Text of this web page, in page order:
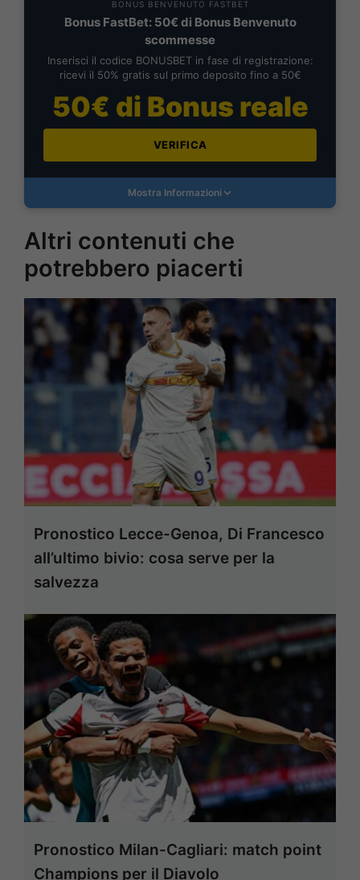
BONUS BENVENUTO FASTBET
Bonus FastBet: 50€ di Bonus Benvenuto
scommesse
Inserisci il codice BONUSBET in fase di registrazione:
ricevi il 50% gratis sul primo deposito fino a 50€
50€ di Bonus reale
VERIFICA
Mostra Informazioni
Altri contenuti che
potrebbero piacerti
Pronostico Lecce-Genoa, Di Francesco
all’ultimo bivio: cosa serve per la
salvezza
Pronostico Milan-Cagliari: match point
Champions per il Diavolo